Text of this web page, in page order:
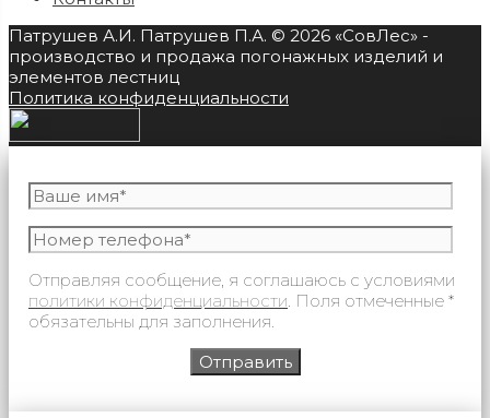
Патрушев А.И. Патрушев П.А. © 2026 «СовЛес» -
производство и продажа погонажных изделий и
элементов лестниц
Политика конфиденциальности
Отправляя сообщение, я соглашаюсь с условиями
политики конфиденциальности. Поля отмеченные *
обязательны для заполнения.